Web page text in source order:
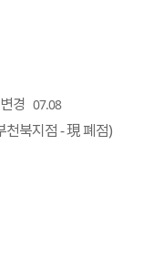
경 07.08
북지점 - 現 폐점)